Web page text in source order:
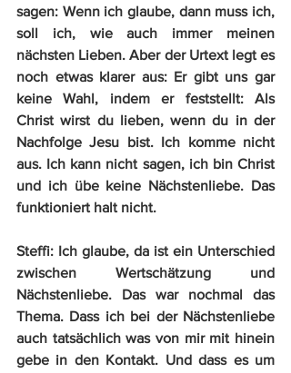
sagen: Wenn ich glaube, dann muss ich,
soll ich, wie auch immer meinen
nächsten Lieben. Aber der Urtext legt es
noch etwas klarer aus: Er gibt uns gar
keine Wahl, indem er feststellt: Als
Christ wirst du lieben, wenn du in der
Nachfolge Jesu bist. Ich komme nicht
aus. Ich kann nicht sagen, ich bin Christ
und ich übe keine Nächstenliebe. Das
funktioniert halt nicht.
Steffi: Ich glaube, da ist ein Unterschied
zwischen Wertschätzung und
Nächstenliebe. Das war nochmal das
Thema. Dass ich bei der Nächstenliebe
auch tatsächlich was von mir mit hinein
gebe in den Kontakt. Und dass es um